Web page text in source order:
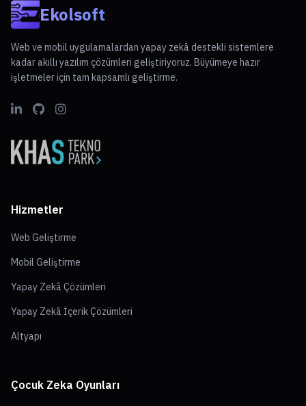
Ekolsoft
Web ve mobil uygulamalardan yapay zekâ destekli sistemlere
kadar akıllı yazılım çözümleri geliştiriyoruz. Büyümeye hazır
işletmeler için tam kapsamlı geliştirme.
Hizmetler
Web Geliştirme
Mobil Geliştirme
Yapay Zekâ Çözümleri
Yapay Zekâ İçerik Çözümleri
Altyapı
Çocuk Zeka Oyunları